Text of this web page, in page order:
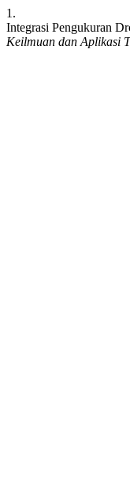
1.
Integrasi Pengukuran
Keilmuan dan Aplikasi